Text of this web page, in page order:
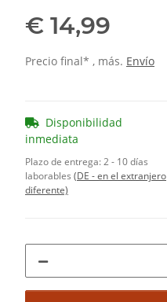
€ 14,99
Precio final* , más. Envío
Disponibilidad
inmediata
Plazo de entrega:2 - 10 días
laborables (DE - en el extranjero
diferente)